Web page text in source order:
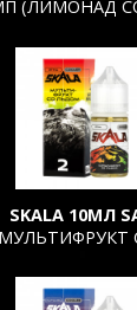
(ЛИМОНАД
SKALA 10МЛ